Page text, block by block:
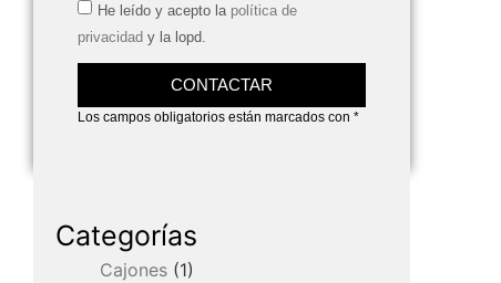
He leído y acepto la política de
privacidad y la lopd.
CONTACTAR
Los campos obligatorios están marcados con *
Categorías
Cajones (1)